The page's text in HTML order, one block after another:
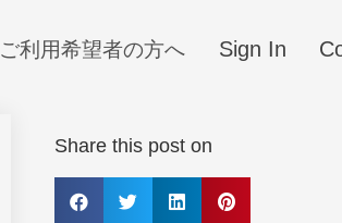
ご利用希望者の方へ Sign In
Share this post on